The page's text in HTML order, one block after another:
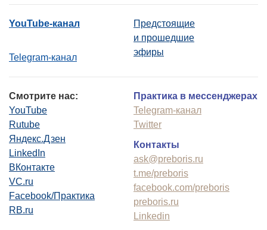
YouTube-канал
Telegram-канал
Предстоящие
и прошедшие
эфиры
Смотрите нас:
YouTube
Rutube
Яндекс.Дзен
LinkedIn
ВКонтакте
VC.ru
Facebook/Практика
RB.ru
Практика в мессенджерах
Telegram-канал
Twitter
Контакты
ask@preboris.ru
t.me/preboris
facebook.com/preboris
preboris.ru
Linkedin